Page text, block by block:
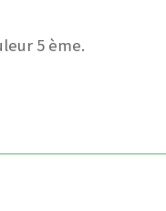
5 ème.